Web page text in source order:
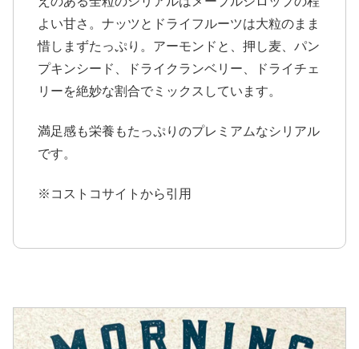
よい甘さ。ナッツとドライフルーツは大粒のまま
惜しまずたっぷり。アーモンドと、押し麦、パン
プキンシード、ドライクランベリー、ドライチェ
リーを絶妙な割合でミックスしています。
満足感も栄養もたっぷりのプレミアムなシリアル
です。
※コストコサイトから引用